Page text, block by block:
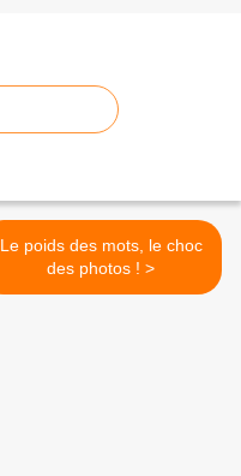
Le poids des mots, le choc
des photos ! >